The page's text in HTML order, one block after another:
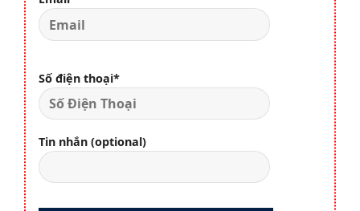
Số điện thoại*
Tin nhắn (optional)